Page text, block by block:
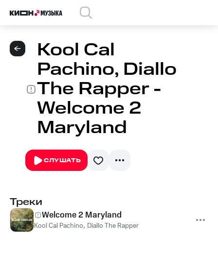
Kool Cal
Pachino, Diallo
The Rapper -
Welcome 2
Maryland
СЛУШАТЬ
Треки
Welcome 2 Maryland
Kool Cal Pachino, Diallo The Rapper